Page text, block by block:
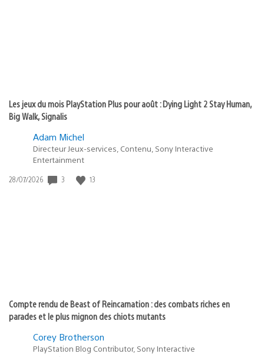
Les jeux du mois PlayStation Plus pour août : Dying Light 2 Stay Human,
Big Walk, Signalis
Adam Michel
Directeur Jeux-services, Contenu, Sony Interactive
Entertainment
Date
28/07/2026 3 13
Compte rendu de Beast of Reincarnation : des combats riches en
parades et le plus mignon des chiots mutants
Corey Brotherson
PlayStation Blog Contributor, Sony Interactive